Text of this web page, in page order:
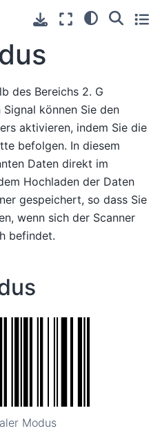
des Bereichs 2. G
können Sie den
aktivieren, indem Sie die
befolgen. In diesem
Daten direkt im
Hochladen der Daten
gespeichert, so dass Sie
wenn sich der Scanner
befindet.
Modus